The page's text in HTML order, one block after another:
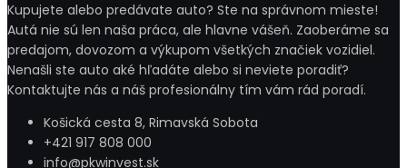
Kupujete alebo predávate auto? Ste na správnom mieste!
Autá nie sú len naša práca, ale hlavne vášeň. Zaoberáme sa
predajom, dovozom a výkupom všetkých značiek vozidiel.
Nenašli ste auto aké hľadáte alebo si neviete poradiť?
Kontaktujte nás a náš profesionálny tím vám rád poradí.
Košická cesta 8, Rimavská Sobota
+421 917 808 000
info@pkwinvest.sk